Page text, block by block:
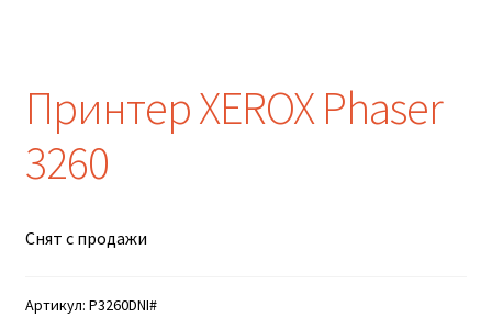
Принтер XEROX Phaser
3260
Снят с продажи
Артикул: P3260DNI#